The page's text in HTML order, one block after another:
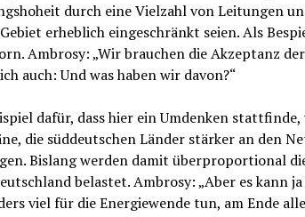
durch eine Vielzahl von Leitungen
erheblich eingeschränkt seien. Als
Ambrosy: „Wir brauchen die Akzeptanz
auch: Und was haben wir davon?“
dafür, dass hier ein Umdenken
die süddeutschen Länder stärker an den
Bislang werden damit überproportional
belastet. Ambrosy: „Aber es kann
viel für die Energiewende tun, am Ende